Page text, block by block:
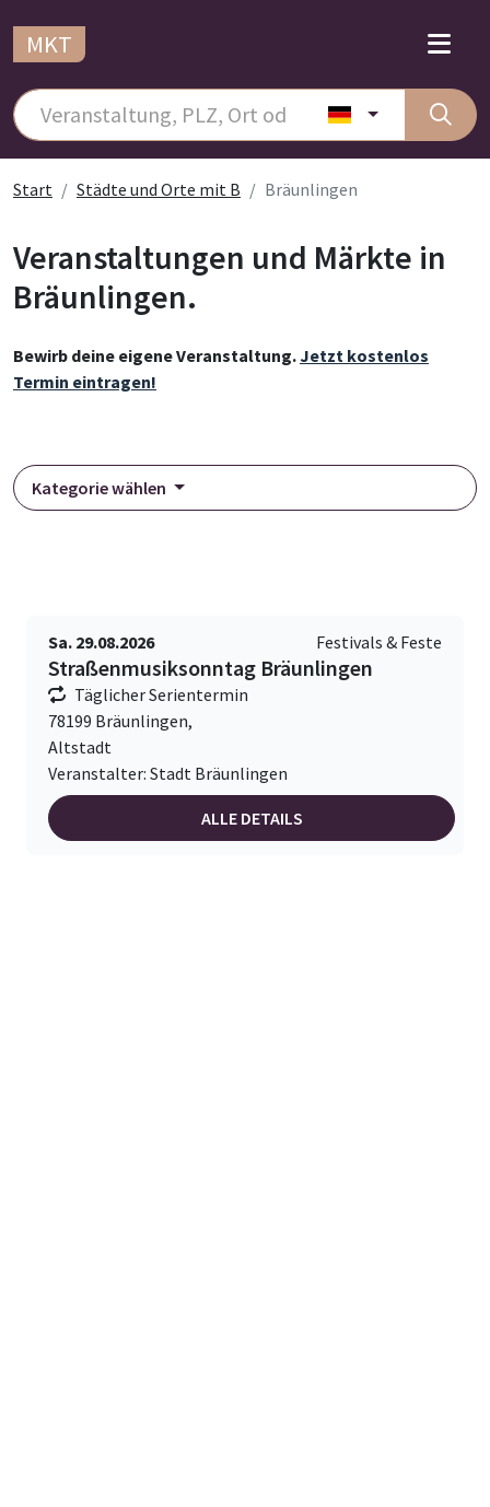
MKT
Start Städte und Orte mit B Bräunlingen
Veranstaltungen und Märkte in
Bräunlingen.
Bewirb deine eigene Veranstaltung.Jetzt kostenlos
Termin eintragen!
Kategorie wählen
Sa. 29.08.2026 Festivals & Feste
Straßenmusiksonntag Bräunlingen
Täglicher Serientermin
78199 Bräunlingen,
Altstadt
Veranstalter: Stadt Bräunlingen
ALLE DETAILS